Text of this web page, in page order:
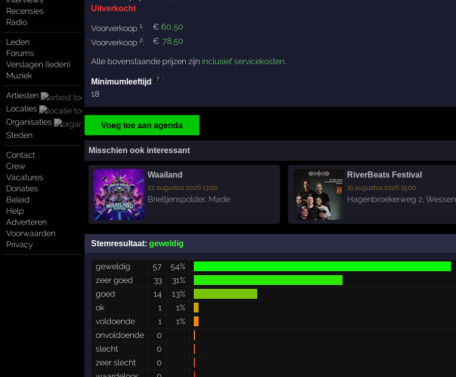
Recensies
Radio
Leden
Forums
Verslagen (leden)
Muziek
Artiesten
Locaties
Organisaties
Steden
Contact
Crew
Vacatures
Donaties
Beleid
Help
Adverteren
Voorwaarden
Privacy
Uitverkocht
Voorverkoop 1: € 60,50
Voorverkoop 2: € 78,50
Alle bovenstaande prijzen zijn inclusief servicekosten.
Minimumleeftijd ?
18
Voeg toe aan agenda
Misschien ook interessant
Waailand
22 augustus 2026 13:00
Brieltjenspolder, Made
RiverBeats Festival
15 augustus 2026 15:00
Hagenbroekerweg 2,
Stemresultaat: geweldig
geweldig 57
54%
zeer goed
33
31%
goed
14
13%
ok
1
1%
voldoende
1
1%
onvoldoende
0
slecht
0
zeer slecht
0